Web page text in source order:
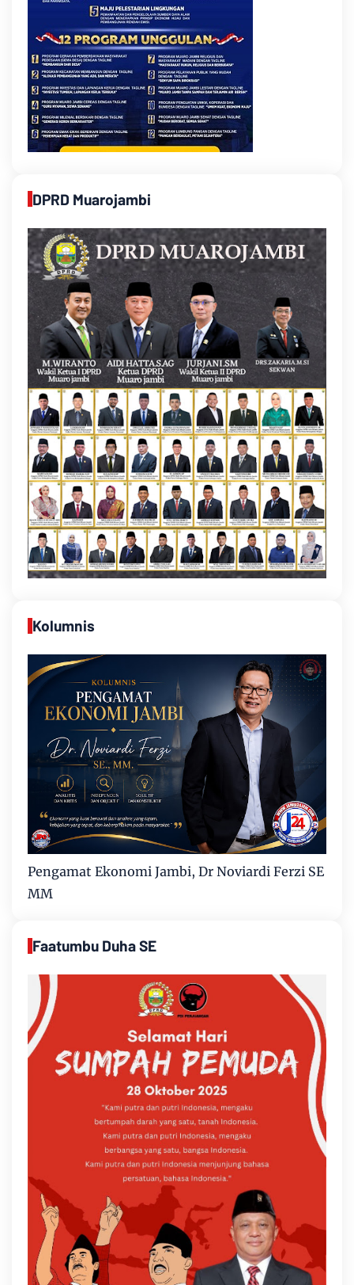
DPRD Muarojambi
Kolumnis
Pengamat Ekonomi Jambi, Dr Noviardi Ferzi SE
MM
Faatumbu Duha SE